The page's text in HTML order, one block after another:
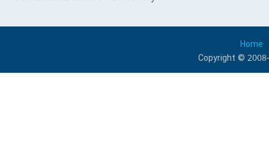
Home
Copyright ©